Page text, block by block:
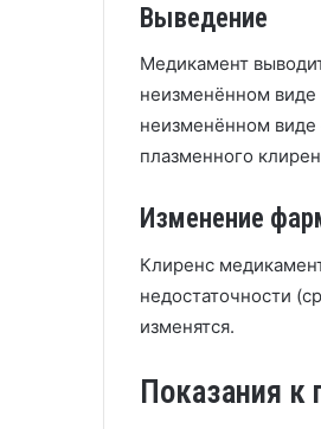
Выведение
Медикамент
неизменённом виде
неизменённом виде
плазменного
Изменение
Клиренс
недостаточности
изменятся.
Показания